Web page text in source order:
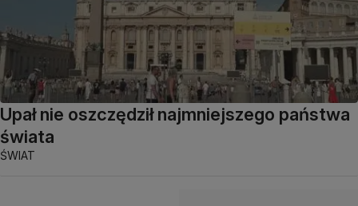
Upał nie oszczędził najmniejszego państwa
świata
ŚWIAT